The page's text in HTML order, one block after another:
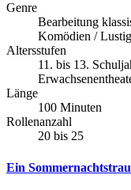
Genre
Bearbeitung
Komödien /
Altersstufen
11. bis 13.
Länge
100 Minuten
Rollenanzahl
20 bis 25
Ein